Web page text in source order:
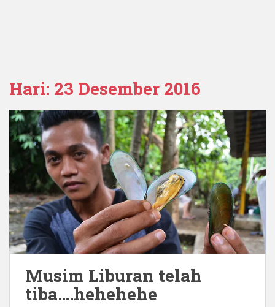
Hari: 23 Desember 2016
Musim Liburan telah
tiba….hehehehe